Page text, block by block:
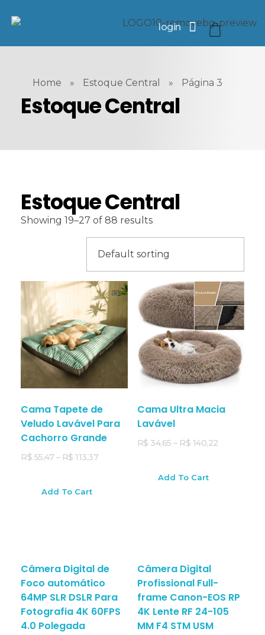
login
Home » Estoque Central » Página 3
Estoque Central
Estoque Central
Showing 19–27 of 88 results
Cama Tapete de
Veludo Lavável Para
Cachorro Grande
R$ 55,47 – R$ 113,37
Add To Cart
Cama Ultra Macia
Lavável
R$ 34,65 – R$ 140,22
Add To Cart
Câmera Digital de
Foco automático
64MP SLR DSLR Para
Fotografia 4K 60FPS
4.0 Polegada
Câmera Digital
Profissional Full-
frame Canon-EOS RP
4K Lente RF 24-105
MM F4 STM USM